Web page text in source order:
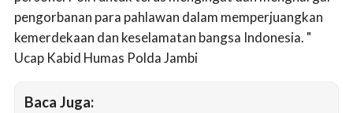
pengorbanan para pahlawan dalam memperjuangkan
kemerdekaan dan keselamatan bangsa Indonesia. "
Ucap Kabid Humas Polda Jambi
Baca Juga: